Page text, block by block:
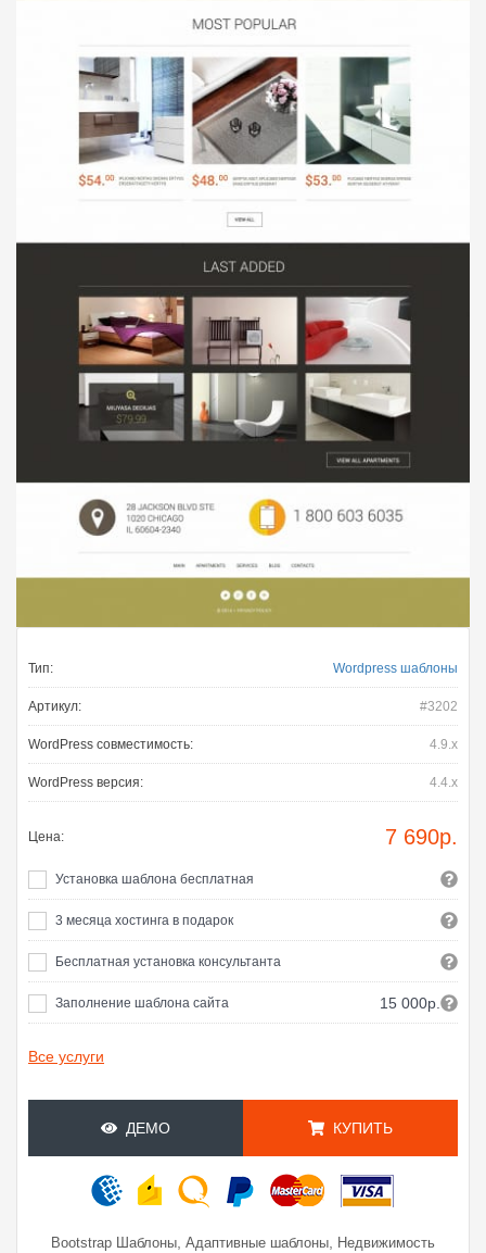
Тип: Wordpress шаблоны
Артикул: #3202
WordPress совместимость: 4.9.x
WordPress версия: 4.4.x
Цена: 7 690р.
Установка шаблона бесплатная
3 месяца хостинга в подарок
Бесплатная установка консультанта
Заполнение шаблона сайта 15 000р.
Все услуги
ДЕМО КУПИТЬ
Bootstrap Шаблоны Адаптивные шаблоны Недвижимость